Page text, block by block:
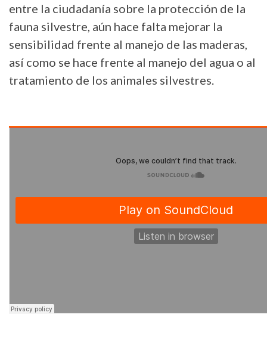
entre la ciudadanía sobre la protección de la
fauna silvestre, aún hace falta mejorar la
sensibilidad frente al manejo de las maderas,
así como se hace frente al manejo del agua o al
tratamiento de los animales silvestres.